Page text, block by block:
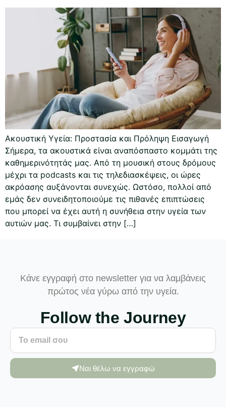
Ακουστική Υγεία: Προστασία και Πρόληψη Εισαγωγή
Σήμερα, τα ακουστικά είναι αναπόσπαστο κομμάτι της
καθημερινότητάς μας. Από τη μουσική στους δρόμους
μέχρι τα podcasts και τις τηλεδιασκέψεις, οι ώρες
ακρόασης αυξάνονται συνεχώς. Ωστόσο, πολλοί από
εμάς δεν συνειδητοποιούμε τις πιθανές επιπτώσεις
που μπορεί να έχει αυτή η συνήθεια στην υγεία των
αυτιών μας. Τι συμβαίνει στην […]
Κάνε εγγραφή στο newsletter για να λαμβάνεις
πρώτος νέα γύρω από την υγεία.
Follow the Journey
Ναι θέλω να εγγραφώ